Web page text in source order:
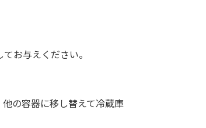
お与えください。
の容器に移し替えて冷蔵庫